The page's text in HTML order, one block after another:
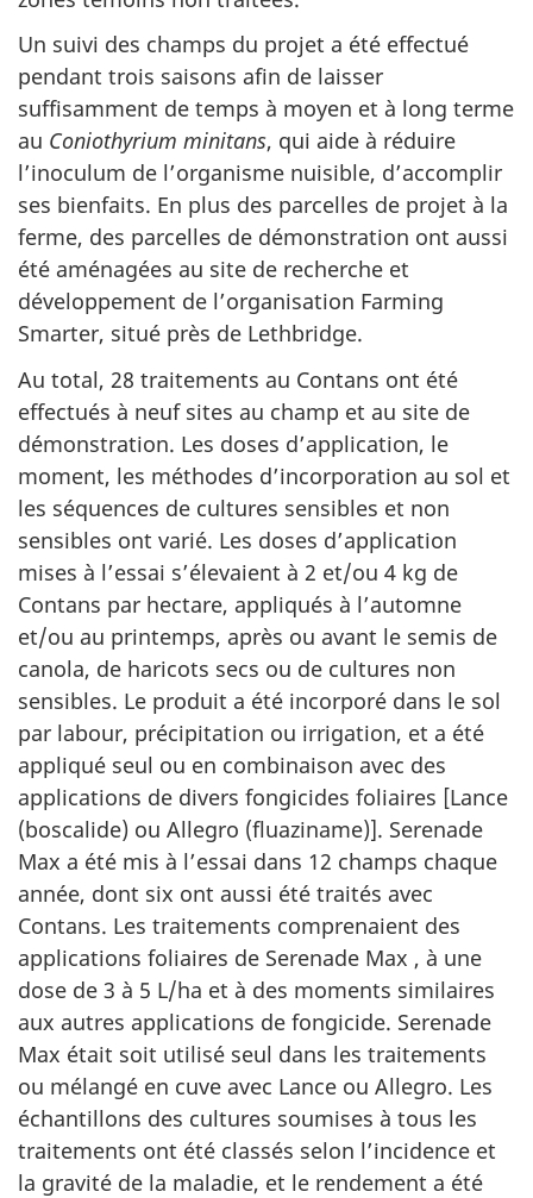
Un suivi des champs du projet a été effectué
pendant trois saisons afin de laisser
suffisamment de temps à moyen et à long terme
au Coniothyrium minitans, qui aide à réduire
l’inoculum de l’organisme nuisible, d’accomplir
ses bienfaits. En plus des parcelles de projet à la
ferme, des parcelles de démonstration ont aussi
été aménagées au site de recherche et
développement de l’organisation Farming
Smarter, situé près de Lethbridge.
Au total, 28 traitements au Contans ont été
effectués à neuf sites au champ et au site de
démonstration. Les doses d’application, le
moment, les méthodes d’incorporation au sol et
les séquences de cultures sensibles et non
sensibles ont varié. Les doses d’application
mises à l’essai s’élevaient à 2 et/ou 4 kg de
Contans par hectare, appliqués à l’automne
et/ou au printemps, après ou avant le semis de
canola, de haricots secs ou de cultures non
sensibles. Le produit a été incorporé dans le sol
par labour, précipitation ou irrigation, et a été
appliqué seul ou en combinaison avec des
applications de divers fongicides foliaires [Lance
(boscalide) ou Allegro (fluaziname)]. Serenade
Max a été mis à l’essai dans 12 champs chaque
année, dont six ont aussi été traités avec
Contans. Les traitements comprenaient des
applications foliaires de Serenade Max , à une
dose de 3 à 5 L/ha et à des moments similaires
aux autres applications de fongicide. Serenade
Max était soit utilisé seul dans les traitements
ou mélangé en cuve avec Lance ou Allegro. Les
échantillons des cultures soumises à tous les
traitements ont été classés selon l’incidence et
la gravité de la maladie, et le rendement a été